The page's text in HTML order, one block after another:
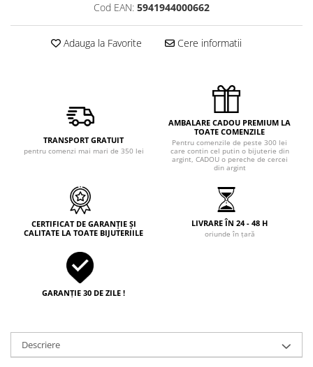
Cod EAN: 5941944000662
Adauga la Favorite Cere informatii
TRANSPORT GRATUIT
pentru comenzi mai mari de 350 lei
AMBALARE CADOU PREMIUM LA
TOATE COMENZILE
Pentru comenzile de peste 300 lei
care contin cel putin o bijuterie din
argint, CADOU o pereche de cercei
din argint
CERTIFICAT DE GARANȚIE ȘI
CALITATE LA TOATE BIJUTERIILE
LIVRARE ÎN 24 - 48 H
oriunde în țară
GARANȚIE 30 DE ZILE !
Descriere